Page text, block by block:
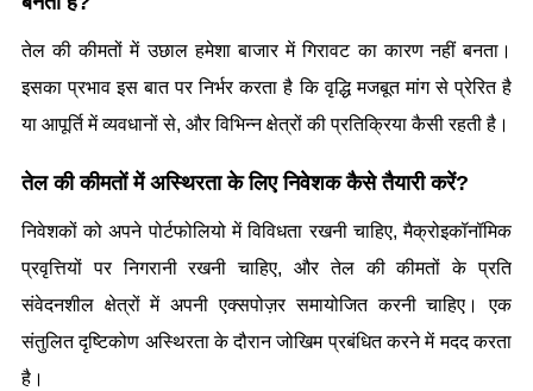
तेल की कीमतों में उछाल हमेशा बाजार में गिरावट का कारण नहीं बनता।
इसका प्रभाव इस बात पर निर्भर करता है कि वृद्धि मजबूत मांग से प्रेरित है
या आपूर्ति में व्यवधानों से, और विभिन्न क्षेत्रों की प्रतिक्रिया कैसी रहती है।
तेल की कीमतों में अस्थिरता के लिए निवेशक कैसे तैयारी करें?
निवेशकों को अपने पोर्टफोलियो में विविधता रखनी चाहिए, मैक्रोइकॉनॉमिक
प्रवृत्तियों पर निगरानी रखनी चाहिए, और तेल की कीमतों के प्रति
संवेदनशील क्षेत्रों में अपनी एक्सपोज़र समायोजित करनी चाहिए। एक
संतुलित दृष्टिकोण अस्थिरता के दौरान जोखिम प्रबंधित करने में मदद करता
है।